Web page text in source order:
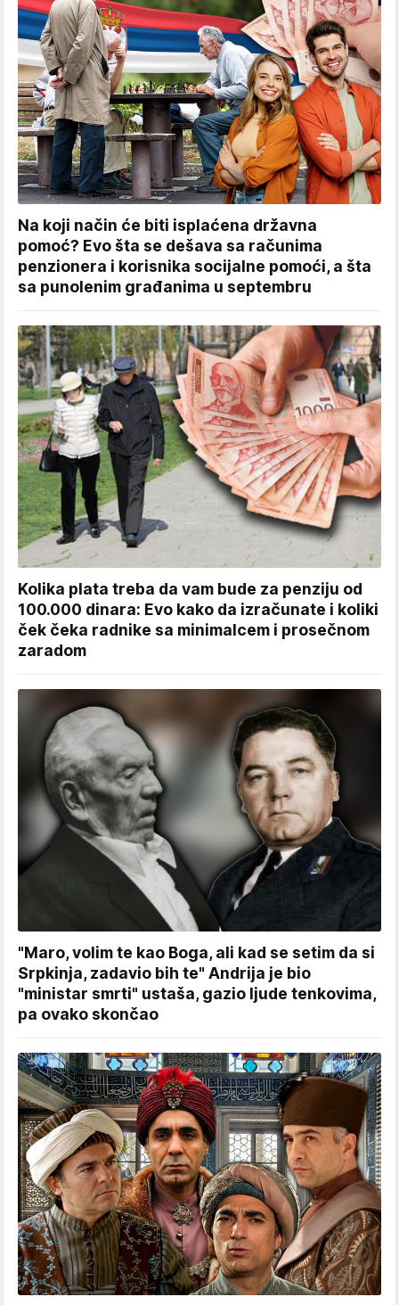
Na koji način će biti isplaćena državna
pomoć? Evo šta se dešava sa računima
penzionera i korisnika socijalne pomoći, a šta
sa punolenim građanima u septembru
Kolika plata treba da vam bude za penziju od
100.000 dinara: Evo kako da izračunate i koliki
ček čeka radnike sa minimalcem i prosečnom
zaradom
"Maro, volim te kao Boga, ali kad se setim da si
Srpkinja, zadavio bih te" Andrija je bio
"ministar smrti" ustaša, gazio ljude tenkovima,
pa ovako skončao